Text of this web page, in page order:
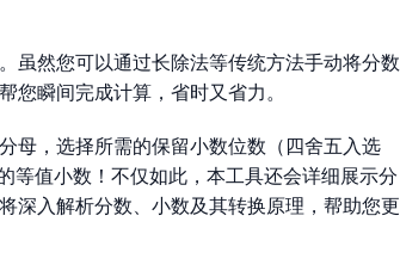
。虽然您可以通过长除法等传统方法手动将分数
您瞬间完成计算，省时又省力。
母，选择所需的保留小数位数（四舍五入选
等值小数！不仅如此，本工具还会详细展示分
深入解析分数、小数及其转换原理，帮助您更